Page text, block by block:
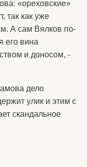
«ореховские»
так как уже
А сам Вялков по-
его вина
и доносом, -
дело
улик и этим с
скандальное